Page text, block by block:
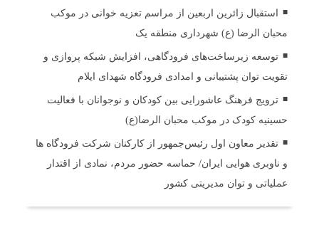
استقبال زائرین اربعین از مراسم تعزیه خوانی در موکب
محبان الرضا (ع) شهرداری منطقه یک
توسعه زیرساخت‌های فرودگاهی، افزایش شبکه پروازی و
تقویت توان پشتیبانی و امدادی فرودگاه شهدای ایلام
ترویج فرهنگ عاشورایی بین کودکان و نوجوانان با فعالیت
حسینیه کودک در موکب محبان الرضا(ع)
تقدیر معاون اول رئیس‌جمهور از کارکنان شرکت فرودگاه ها
و ناوبری هوایی ایران/ حماسه حضور مردم، نمادی از اقتدار
عملیاتی و توان مدیریتی کشور